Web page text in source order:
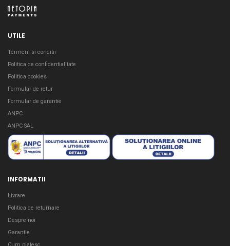
UTILE
Termeni si conditii
Politica de confidentialitate
Politica cookies
Formular de retur
Formular de garantie
ANPC
ANPC SAL
INFORMATII
Livrare
Politica de returnare
Despre noi
Garantie